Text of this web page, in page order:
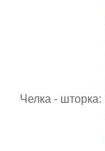
Челка - шторка: